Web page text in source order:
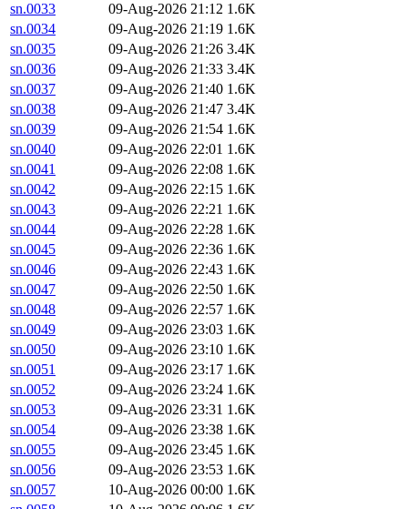
sn.0033
09-Aug-2026 21:12 1.6K
sn.0034
09-Aug-2026 21:19 1.6K
sn.0035
09-Aug-2026 21:26 3.4K
sn.0036
09-Aug-2026 21:33 3.4K
sn.0037
09-Aug-2026 21:40 1.6K
sn.0038
09-Aug-2026 21:47 3.4K
sn.0039
09-Aug-2026 21:54 1.6K
sn.0040
09-Aug-2026 22:01 1.6K
sn.0041
09-Aug-2026 22:08 1.6K
sn.0042
09-Aug-2026 22:15 1.6K
sn.0043
09-Aug-2026 22:21 1.6K
sn.0044
09-Aug-2026 22:28 1.6K
sn.0045
09-Aug-2026 22:36 1.6K
sn.0046
09-Aug-2026 22:43 1.6K
sn.0047
09-Aug-2026 22:50 1.6K
sn.0048
09-Aug-2026 22:57 1.6K
sn.0049
09-Aug-2026 23:03 1.6K
sn.0050
09-Aug-2026 23:10 1.6K
sn.0051
09-Aug-2026 23:17 1.6K
sn.0052
09-Aug-2026 23:24 1.6K
sn.0053
09-Aug-2026 23:31 1.6K
sn.0054
09-Aug-2026 23:38 1.6K
sn.0055
09-Aug-2026 23:45 1.6K
sn.0056
09-Aug-2026 23:53 1.6K
sn.0057
10-Aug-2026 00:00 1.6K